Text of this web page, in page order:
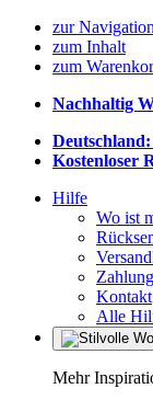
zur Navigation
zum Inhalt
zum
Nachhaltig
Kostenloser
Hilfe
Wo ist
Kontakt
Alle
Mehr